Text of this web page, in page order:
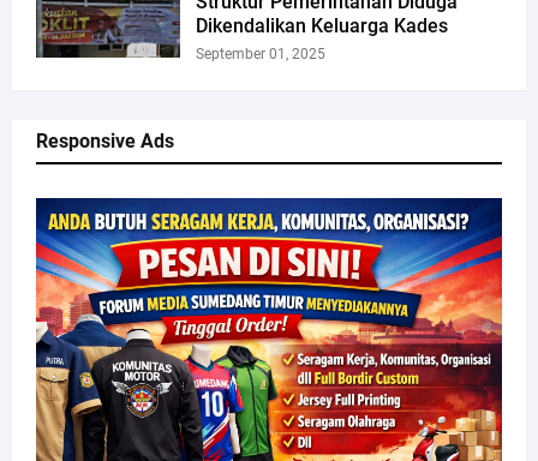
Dikendalikan Keluarga Kades
September 01, 2025
Responsive Ads